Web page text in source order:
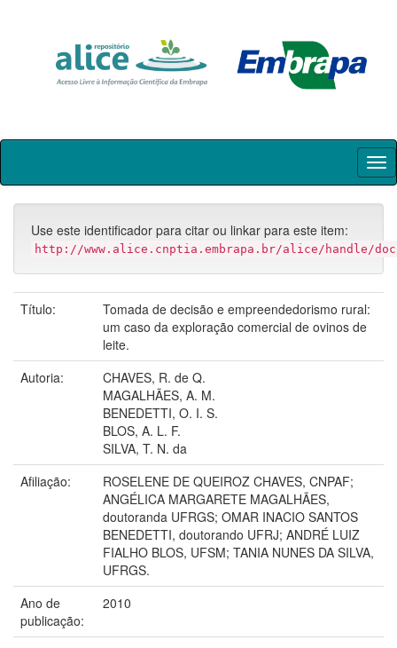
Skip
Use este identificador para citar ou linkar para este item:
http://www.alice.cnptia.embrapa.br/alice/handle/
Título:
Tomada de decisão e empreendedorismo rural:
um caso da exploração comercial de ovinos de
leite.
Autoria:
CHAVES, R. de Q.
MAGALHÃES, A. M.
BENEDETTI, O. I. S.
BLOS, A. L. F.
SILVA, T. N. da
Afiliação:
ROSELENE DE QUEIROZ CHAVES, CNPAF;
ANGÉLICA MARGARETE MAGALHÃES,
doutoranda UFRGS; OMAR INACIO SANTOS
BENEDETTI, doutorando UFRJ; ANDRÉ LUIZ
FIALHO BLOS, UFSM; TANIA NUNES DA SILVA,
UFRGS.
Ano de
publicação:
2010